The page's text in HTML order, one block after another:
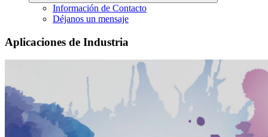
Información de Contacto
Déjanos un mensaje
Aplicaciones de Industria